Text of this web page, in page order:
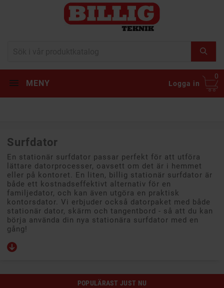
MENY Logga in
0
Surfdator
En stationär surfdator passar perfekt för att utföra
lättare datorprocesser, oavsett om det är i hemmet
eller på kontoret. En liten, billig stationär surfdator är
både ett kostnadseffektivt alternativ för en
familjedator, och kan även utgöra en praktisk
kontorsdator. Vi erbjuder också datorpaket med både
stationär dator, skärm och tangentbord - så att du kan
börja använda din nya stationära surfdator med en
gång!
POPULÄRAST JUST NU